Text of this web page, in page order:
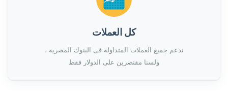
كل العملات
ندعم جميع العملات المتداولة فى البنوك المصرية ،
ولسنا مقتصرين على الدولار فقط